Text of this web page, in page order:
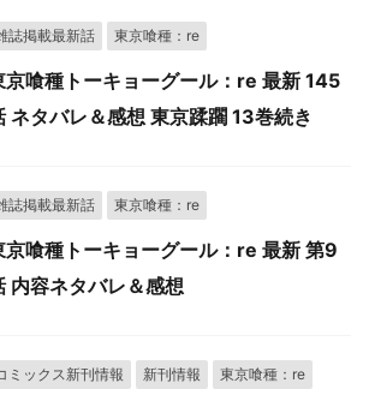
誌掲載最新話 東京喰種：re
京喰種トーキョーグール：re 最新 145
ネタバレ＆感想 東京蹂躙 13巻続き
誌掲載最新話 東京喰種：re
京喰種トーキョーグール：re 最新 第9
内容ネタバレ＆感想
ミックス新刊情報 新刊情報 東京喰種：re